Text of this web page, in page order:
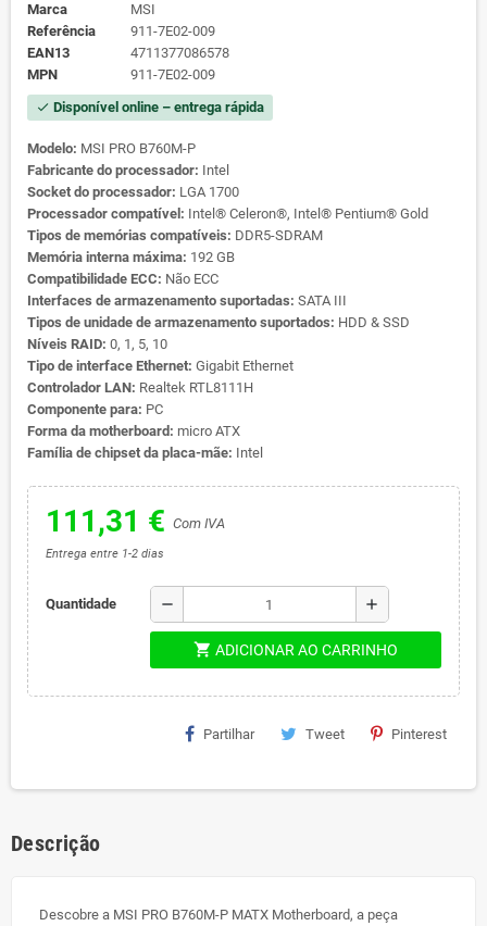
Marca
MSI
Referência
911-7E02-009
EAN13
4711377086578
MPN
911-7E02-009
check Disponível online – entrega rápida
Modelo: MSI PRO B760M-P
Fabricante do processador: Intel
Socket do processador: LGA 1700
Processador compatível: Intel® Celeron®, Intel® Pentium® Gold
Tipos de memórias compatíveis: DDR5-SDRAM
Memória interna máxima: 192 GB
Compatibilidade ECC: Não ECC
Interfaces de armazenamento suportadas: SATA III
Tipos de unidade de armazenamento suportados: HDD & SSD
Níveis RAID: 0, 1, 5, 10
Tipo de interface Ethernet: Gigabit Ethernet
Controlador LAN: Realtek RTL8111H
Componente para: PC
Forma da motherboard: micro ATX
Família de chipset da placa-mãe: Intel
111,31 € Com IVA
Entrega entre 1-2 dias
Quantidade remove add
shopping_cart ADICIONAR AO CARRINHO
Partilhar Tweet Pinterest
Descrição
Descobre a MSI PRO B760M-P MATX Motherboard, a peça